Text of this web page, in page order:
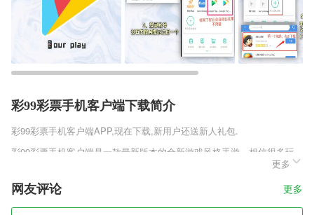
彩99彩票手机客户端下载简介
彩99彩票手机客户端APP,现在下载,新用户还送新人礼包.
彩99彩票手机客户端是一款最新版本的全新游戏风格手游，相信很多玩
家们在现实生活都是非常喜欢猫咪这一种动物，他们看上去高贵，可爱，
而且非常的萌萌哒，但是很多时候玩家们因为自己的各种情况导致无法养
一只可爱的猫咪，这款治愈系的手游将会带给玩家们一次全新的猫咪盛
宴。
更多
网友评论 更多